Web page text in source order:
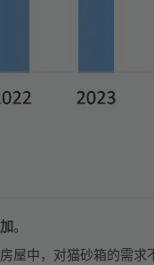
。
屋中，对猫砂箱的需求